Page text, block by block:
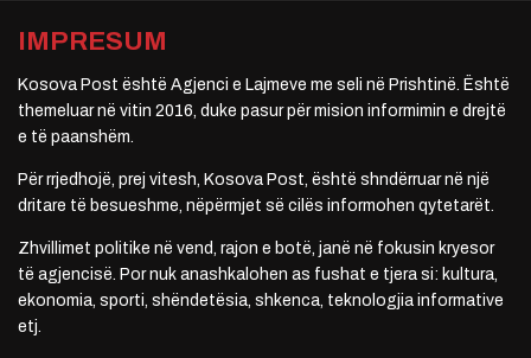
IMPRESUM
Kosova Post është Agjenci e Lajmeve me seli në Prishtinë. Është
themeluar në vitin 2016, duke pasur për mision informimin e drejtë
e të paanshëm.
Për rrjedhojë, prej vitesh, Kosova Post, është shndërruar në një
dritare të besueshme, nëpërmjet së cilës informohen qytetarët.
Zhvillimet politike në vend, rajon e botë, janë në fokusin kryesor
të agjencisë. Por nuk anashkalohen as fushat e tjera si: kultura,
ekonomia, sporti, shëndetësia, shkenca, teknologjia informative
etj.